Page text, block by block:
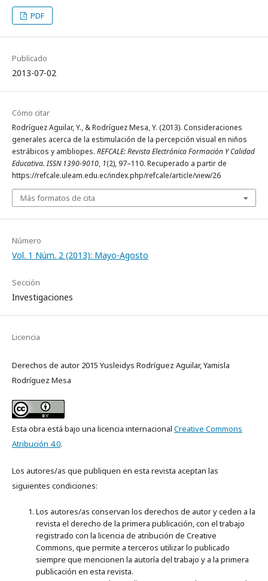
PDF
Publicado
2013-07-02
Cómo citar
Rodríguez Aguilar, Y., & Rodríguez Mesa, Y. (2013). Consideraciones
generales acerca de la estimulación de la percepción visual en niños
estrábicos y ambliopes. REFCALE: Revista Electrónica Formación Y Calidad
Educativa. ISSN 1390-9010, 1(2), 97–110. Recuperado a partir de
https://refcale.uleam.edu.ec/index.php/refcale/article/view/26
Más formatos de cita
Número
Vol. 1 Núm. 2 (2013): Mayo-Agosto
Sección
Investigaciones
Licencia
Derechos de autor 2015 Yusleidys Rodríguez Aguilar, Yamisla
Rodríguez Mesa
Esta obra está bajo una licencia internacional Creative Commons
Atribución 4.0.
Los autores/as que publiquen en esta revista aceptan las
siguientes condiciones:
Los autores/as conservan los derechos de autor y ceden a la
revista el derecho de la primera publicación, con el trabajo
registrado con la licencia de atribución de Creative
Commons, que permite a terceros utilizar lo publicado
siempre que mencionen la autoría del trabajo y a la primera
publicación en esta revista.